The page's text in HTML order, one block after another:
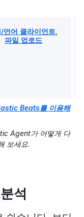
언어 클라이언트,
파일 업로드
Beats를 이용해
Agent가 어떻게 다
보세요.
석